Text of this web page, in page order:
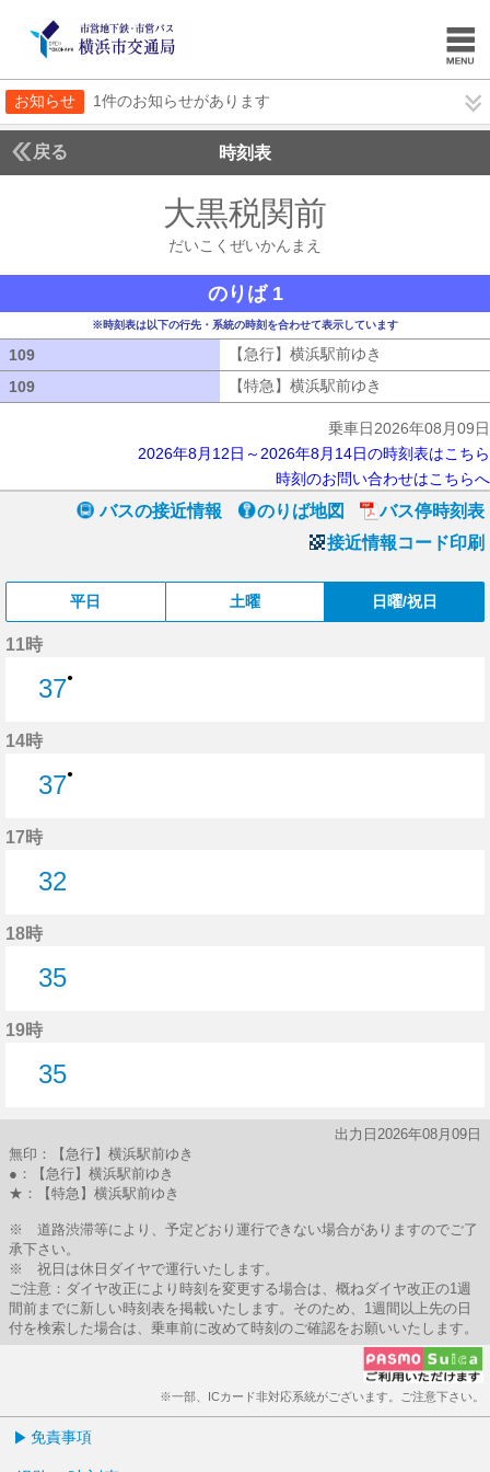
お知らせ 1件のお知らせがあります
戻る 時刻表
大黒税関前
だいこくぜいかんまえ
のりば 1
※時刻表は以下の行先・系統の時刻を合わせて表示しています
109 【急行】横浜駅前ゆき
109
【特急】横浜駅前ゆき
乗車日2026年08月09日
2026年8月12日～2026年8月14日の時刻表はこちら
時刻のお問い合わせはこちらへ
バスの接近情報 のりば地図
バス停時刻表
接近情報コード印刷
平日 土曜 日曜/祝日
11時
37●
14時
37●
17時
32
18時
35
19時
35
出力日2026年08月09日
無印：【急行】横浜駅前ゆき
●：【急行】横浜駅前ゆき
★：【特急】横浜駅前ゆき
※ 道路渋滞等により、予定どおり運行できない場合がありますのでご了
承下さい。
※ 祝日は休日ダイヤで運行いたします。
ご注意：ダイヤ改正により時刻を変更する場合は、概ねダイヤ改正の1週
間前までに新しい時刻表を掲載いたします。そのため、1週間以上先の日
付を検索した場合は、乗車前に改めて時刻のご確認をお願いいたします。
※一部、ICカード非対応系統がございます。ご注意下さい。
免責事項